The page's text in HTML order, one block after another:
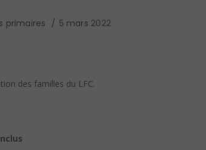
primaires 5 mars 2022
des familles du LFC.